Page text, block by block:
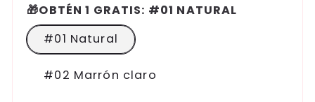
🎁OBTÉN 1 GRATIS: #01 NATURAL
#01 Natural
#02 Marrón claro